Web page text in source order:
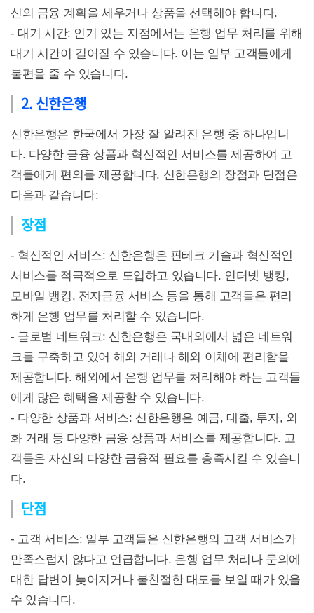
신의 금융 계획을 세우거나 상품을 선택해야 합니다.
- 대기 시간: 인기 있는 지점에서는 은행 업무 처리를 위해
대기 시간이 길어질 수 있습니다. 이는 일부 고객들에게
불편을 줄 수 있습니다.
2. 신한은행
신한은행은 한국에서 가장 잘 알려진 은행 중 하나입니
다. 다양한 금융 상품과 혁신적인 서비스를 제공하여 고
객들에게 편의를 제공합니다. 신한은행의 장점과 단점은
다음과 같습니다:
장점
- 혁신적인 서비스: 신한은행은 핀테크 기술과 혁신적인
서비스를 적극적으로 도입하고 있습니다. 인터넷 뱅킹,
모바일 뱅킹, 전자금융 서비스 등을 통해 고객들은 편리
하게 은행 업무를 처리할 수 있습니다.
- 글로벌 네트워크: 신한은행은 국내외에서 넓은 네트워
크를 구축하고 있어 해외 거래나 해외 이체에 편리함을
제공합니다. 해외에서 은행 업무를 처리해야 하는 고객들
에게 많은 혜택을 제공할 수 있습니다.
- 다양한 상품과 서비스: 신한은행은 예금, 대출, 투자, 외
화 거래 등 다양한 금융 상품과 서비스를 제공합니다. 고
객들은 자신의 다양한 금융적 필요를 충족시킬 수 있습니
다.
단점
- 고객 서비스: 일부 고객들은 신한은행의 고객 서비스가
만족스럽지 않다고 언급합니다. 은행 업무 처리나 문의에
대한 답변이 늦어지거나 불친절한 태도를 보일 때가 있을
수 있습니다.